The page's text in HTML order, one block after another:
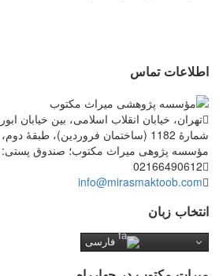
اطلاعات تماس
تهران، خیابان انقلاب اسلامی، بین خیابان
مؤسسه پژوهی میراث مکتوب؛ صندوق پستی: 569-13185
02166490612
info@mirasmaktoob.com
انتخاب زبان
فارسی